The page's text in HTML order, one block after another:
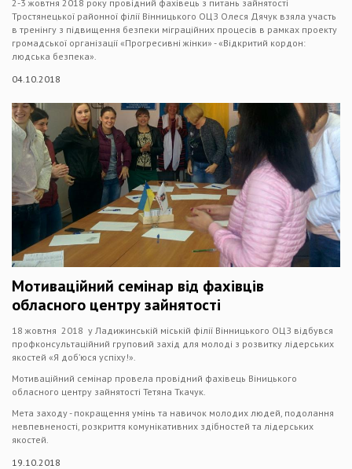
2-3 жовтня 2018 року провідний фахівець з питань зайнятості
Тростянецької районної філії Вінницького ОЦЗ Олеся Дячук взяла участь
в тренінгу з підвищення безпеки міграційних процесів в рамках проекту
громадської організації «Прогресивні жінки» - «Відкритий кордон:
людська безпека».
04.10.2018
Мотиваційний семінар від фахівців
обласного центру зайнятості
18 жовтня 2018 у Ладижинській міській філії Вінницького ОЦЗ відбувся
профконсультаційний груповий захід для молоді з розвитку лідерських
якостей «Я доб’юся успіху!».
Мотиваційний семінар провела провідний фахівець Віницького
обласного центру зайнятості Тетяна Ткачук.
Мета заходу - покращення умінь та навичок молодих людей, подолання
невпевненості, розкриття комунікативних здібностей та лідерських
якостей.
19.10.2018